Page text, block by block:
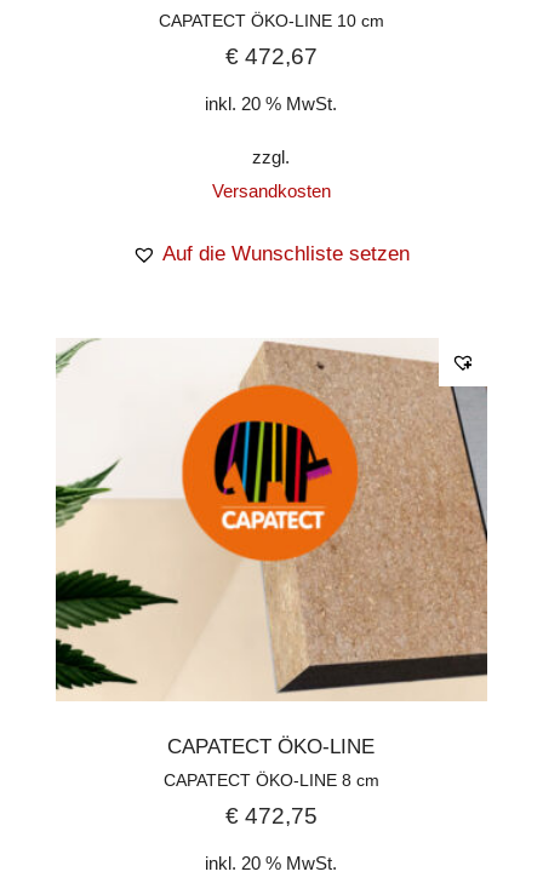
CAPATECT ÖKO-LINE 10 cm
€472,67
inkl. 20 % MwSt.
zzgl.
Versandkosten
Auf die Wunschliste setzen
CAPATECT ÖKO-LINE
CAPATECT ÖKO-LINE 8 cm
€472,75
inkl. 20 % MwSt.